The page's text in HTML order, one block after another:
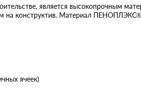
является высокопрочным
на конструктив. Материал
ячеек)